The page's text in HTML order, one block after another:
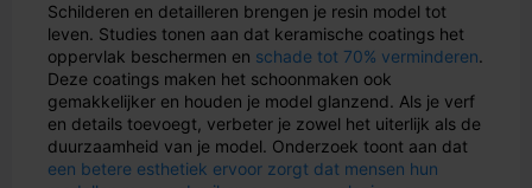
Schilderen en detailleren brengen je resin model tot
leven. Studies tonen aan dat keramische coatings het
oppervlak beschermen en schade tot 70% verminderen.
Deze coatings maken het schoonmaken ook
gemakkelijker en houden je model glanzend. Als je verf
en details toevoegt, verbeter je zowel het uiterlijk als de
duurzaamheid van je model. Onderzoek toont aan dat
een betere esthetiek ervoor zorgt dat mensen hun